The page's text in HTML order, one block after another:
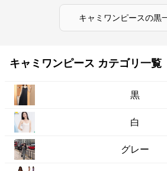
キャミワンピースの黒
キャミワンピース カテゴリ一覧
黒
白
グレー